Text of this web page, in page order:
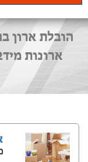
הובלת ארון
ארונות מיד2, איקאה ורשתות בכל הארץ.